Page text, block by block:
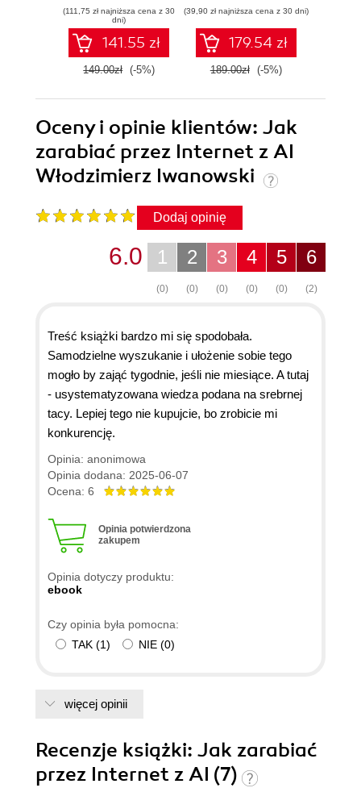
(111,75 zł najniższa cena z 30
dni)
141.55 zł
149.00zł (-5%)
(39,90 zł najniższa cena z 30 dni)
179.54 zł
189.00zł (-5%)
Oceny i opinie klientów: Jak
zarabiać przez Internet z AI
Włodzimierz Iwanowski
Dodaj opinię
6
(2)
5
(0)
4
(0)
3
(0)
2
(0)
1
(0)
6.0
Treść książki bardzo mi się spodobała.
Samodzielne wyszukanie i ułożenie sobie tego
mogło by zająć tygodnie, jeśli nie miesiące. A tutaj
- usystematyzowana wiedza podana na srebrnej
tacy. Lepiej tego nie kupujcie, bo zrobicie mi
konkurencję.
Opinia: anonimowa
Opinia dodana: 2025-06-07
Ocena: 6
Opinia potwierdzona
zakupem
Opinia dotyczy produktu:
ebook
Czy opinia była pomocna:
TAK (1) NIE (0)
więcej opinii
Recenzje książki: Jak zarabiać
przez Internet z AI (7)